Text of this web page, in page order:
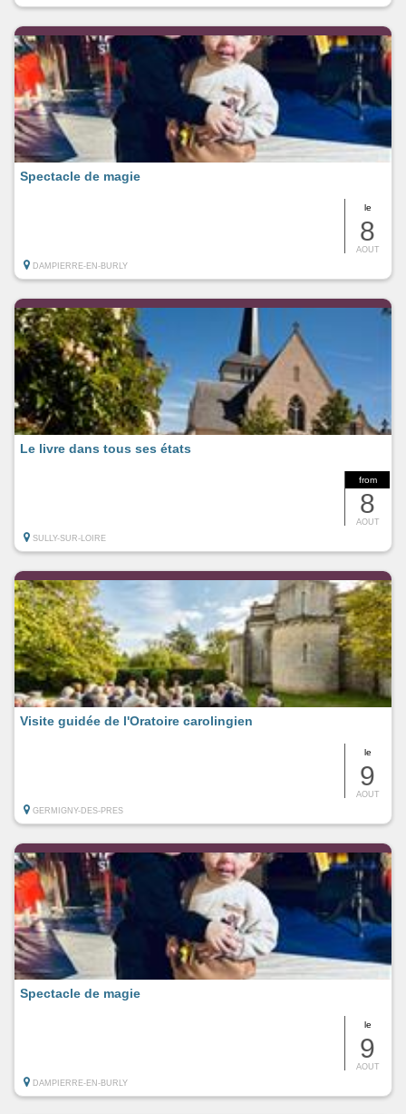
le
8
AOUT
Spectacle de magie
DAMPIERRE-EN-BURLY
from
8
AOUT
Le livre dans tous ses états
SULLY-SUR-LOIRE
le
9
AOUT
Visite guidée de l'Oratoire carolingien
GERMIGNY-DES-PRES
le
9
AOUT
Spectacle de magie
DAMPIERRE-EN-BURLY